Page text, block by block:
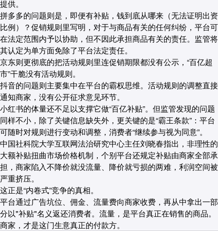
提供。
拼多多的问题则是，即便有补贴，钱到底从哪来（无法证明出资
比例）？促销规则里写明，对于与商品有关的任何纠纷，平台可
在法定范围内予以协助，但不因此承担商品有关的责任。 监管将
其认定为单方面免除了平台法定责任。
京东则更彻底的把活动规则里连促销期限都没有公示，“百亿超
市”干脆没有活动规则。
抖音的问题则主要集中在平台的霸权思维。活动规则的调整直接
通知商家， 没有公开征求意见环节。
小红书的体量还不足以支撑它做“百亿补贴”。但监管发现的问题
同样不小，除了关键信息缺失外，更关键的是“霸王条款”：平台
可随时对规则进行变动和调整，消费者“继续参与视为同意”。
中国社科院大学互联网法治研究中心主任刘晓春指出，非理性的
大额补贴扭曲市场价格机制，个别平台还规定补贴由商家全部承
担，商家陷入不降价就没流量、降价就亏损的两难，利润空间被
严重挤压。
这正是“内卷式”竞争的真相。
平台通过广告坑位、佣金、流量费向商家收费，再从中拿出一部
分以"补贴"名义返还消费者。 流量，是平台真正在销售的商品。
商家，才是这门生意真正的付款方。